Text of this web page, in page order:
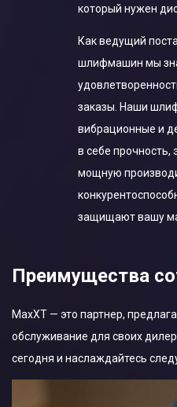
который нужен
Как ведущий
шлифмашин мы
заказы. Наши
вибрационные и
в себе прочность,
мощную
защищают вашу
Преимущества
MaxXT — это партнер,
обслуживание для своих
сегодня и наслаждайтесь